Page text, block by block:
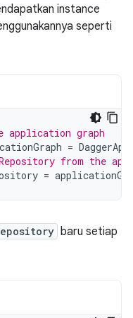
instance
seperti
application graph
=
from the
=
baru setiap